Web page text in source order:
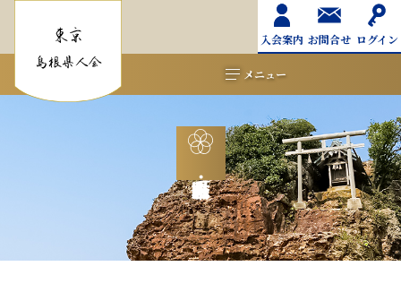
入会案内 お問合せ ログイン
メニュー